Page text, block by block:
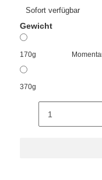
Sofort verfügbar
Gewicht
170g
370g